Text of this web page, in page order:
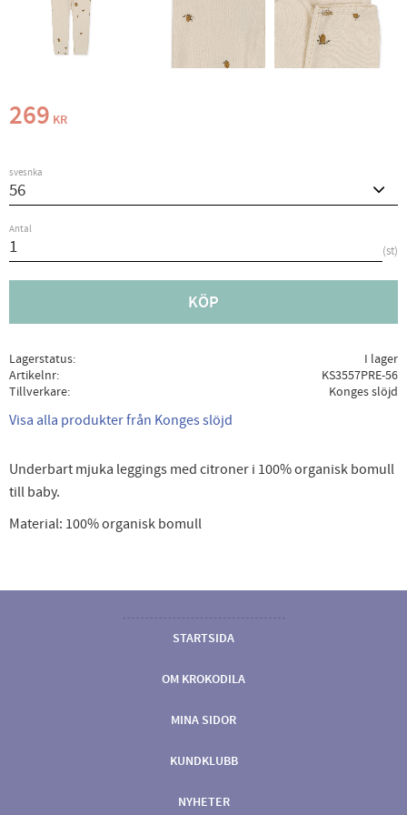
269 KR
svesnka
Antal
st
KÖP
Lagerstatus
I lager
Artikelnr
KS3557PRE-56
Tillverkare
Konges slöjd
Visa alla produkter från Konges slöjd
Underbart mjuka leggings med citroner i 100% organisk bomull
till baby.
Material: 100% organisk bomull
STARTSIDA
OM KROKODILA
MINA SIDOR
KUNDKLUBB
NYHETER